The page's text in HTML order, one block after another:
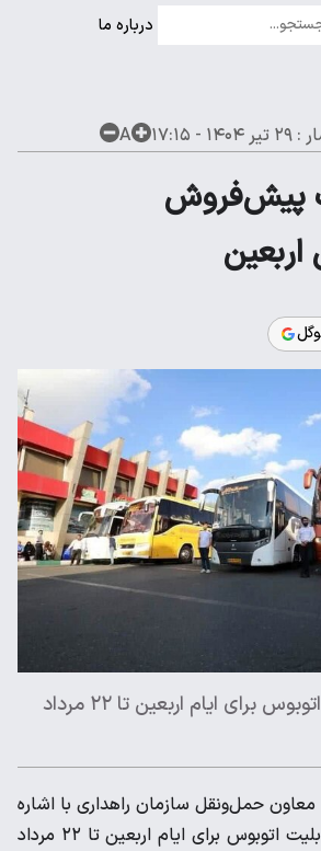
درباره ما
:۲۹ تیر ۱۴۰۴ - ۱۷:۱۵ A
پیش‌فروش
پیش‌فروش بلیط اتوبوس برای ایام اربعین تا ۲۲ مرداد
معاون حمل‌ونقل سازمان راهداری با اشاره
به این‌که پیش‌فروش بلیت اتوبوس برای ایام اربعین تا ۲۲ مرداد